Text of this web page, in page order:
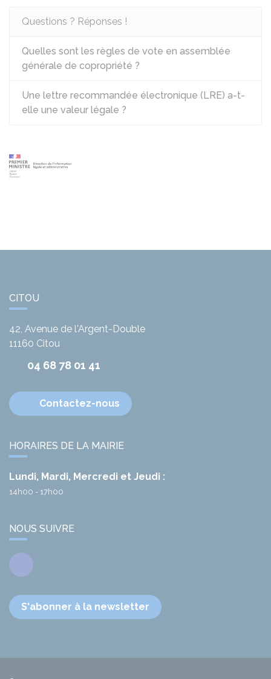
Questions ? Réponses !
Quelles sont les règles de vote en assemblée
générale de copropriété ?
Une lettre recommandée électronique (LRE) a-t-
elle une valeur légale ?
CITOU
42, Avenue de l'Argent-Double
11160 Citou
04 68 78 01 41
Contactez-nous
HORAIRES DE LA MAIRIE
Lundi, Mardi, Mercredi et Jeudi :
14h00 - 17h00
NOUS SUIVRE
Facebook
S'abonner à la newsletter